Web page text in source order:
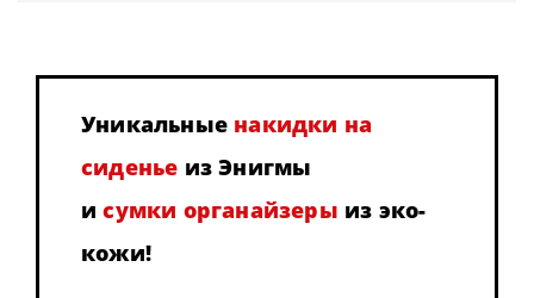
Уникальные накидки на
сиденье из Энигмы
исумки органайзеры из эко-
кожи!